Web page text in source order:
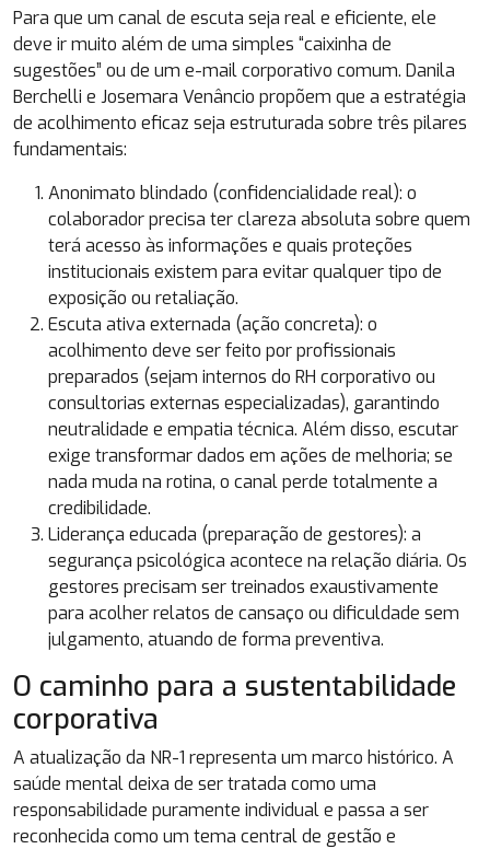
Para que um canal de escuta seja real e eficiente, ele
deve ir muito além de uma simples “caixinha de
sugestões” ou de um e-mail corporativo comum. Danila
Berchelli e Josemara Venâncio propõem que a estratégia
de acolhimento eficaz seja estruturada sobre três pilares
fundamentais:
Anonimato blindado (confidencialidade real): o
colaborador precisa ter clareza absoluta sobre quem
terá acesso às informações e quais proteções
institucionais existem para evitar qualquer tipo de
exposição ou retaliação.
Escuta ativa externada (ação concreta): o
acolhimento deve ser feito por profissionais
preparados (sejam internos do RH corporativo ou
consultorias externas especializadas), garantindo
neutralidade e empatia técnica. Além disso, escutar
exige transformar dados em ações de melhoria; se
nada muda na rotina, o canal perde totalmente a
credibilidade.
Liderança educada (preparação de gestores): a
segurança psicológica acontece na relação diária. Os
gestores precisam ser treinados exaustivamente
para acolher relatos de cansaço ou dificuldade sem
julgamento, atuando de forma preventiva.
O caminho para a sustentabilidade
corporativa
A atualização da NR-1 representa um marco histórico. A
saúde mental deixa de ser tratada como uma
responsabilidade puramente individual e passa a ser
reconhecida como um tema central de gestão e